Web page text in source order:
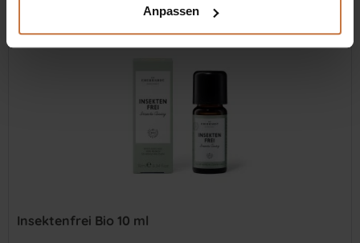
Anpassen
Insektenfrei Bio 10 ml